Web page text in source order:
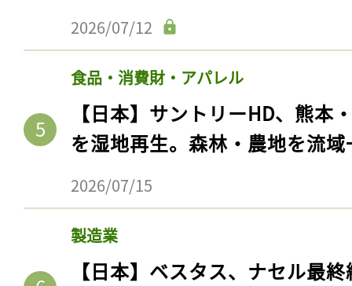
2026/07/12
食品・消費財・アパレル
【日本】サントリーHD、熊本
を湿地再生。森林・農地を流
2026/07/15
製造業
【日本】ベスタス、ナセル最